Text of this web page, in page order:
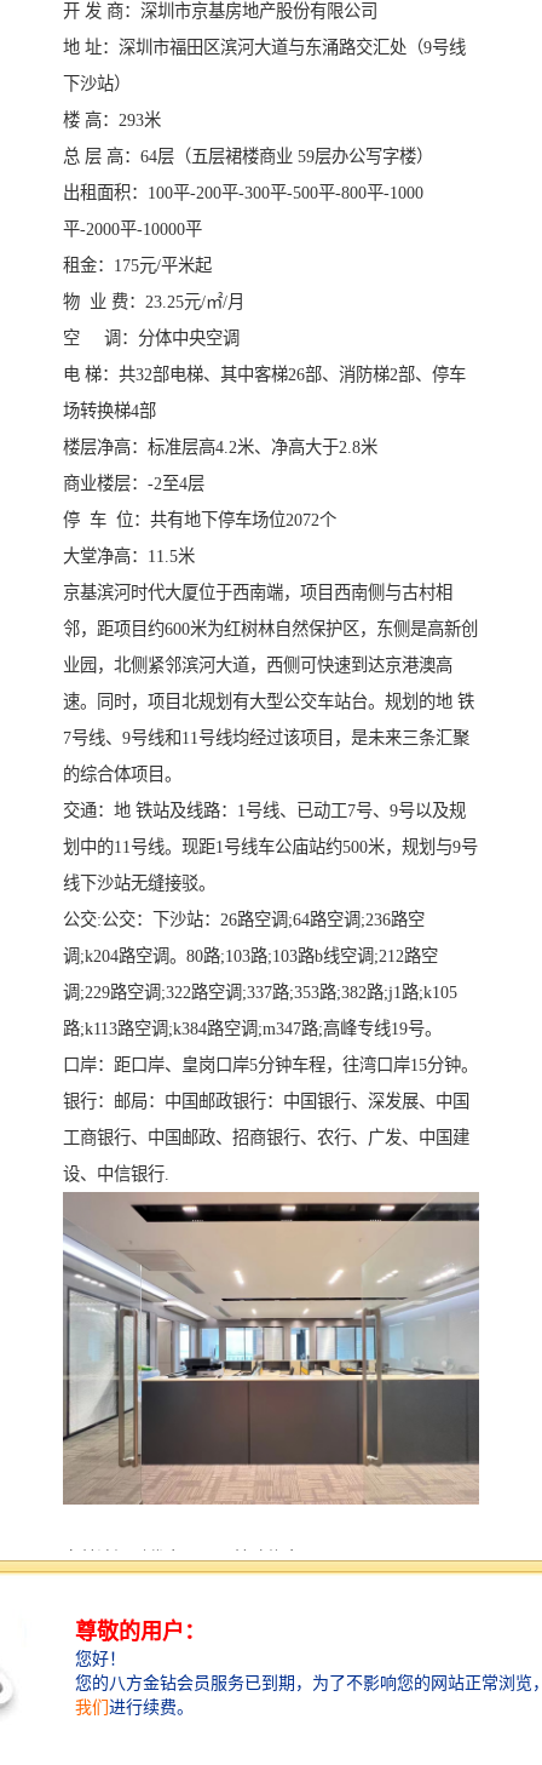
开 发 商：深圳市京基房地产股份有限公司
地 址：深圳市福田区滨河大道与东涌路交汇处（9号线
下沙站）
楼 高：293米
总 层 高：64层（五层裙楼商业 59层办公写字楼）
出租面积：100平-200平-300平-500平-800平-1000
平-2000平-10000平
租金：175元/平米起
物 业 费：23.25元/㎡/月
空 调：分体中央空调
电 梯：共32部电梯、其中客梯26部、消防梯2部、停车
场转换梯4部
楼层净高：标准层高4.2米、净高大于2.8米
商业楼层：-2至4层
停 车 位：共有地下停车场位2072个
大堂净高：11.5米
京基滨河时代大厦位于西南端，项目西南侧与古村相
邻，距项目约600米为红树林自然保护区，东侧是高新创
业园，北侧紧邻滨河大道，西侧可快速到达京港澳高
速。同时，项目北规划有大型公交车站台。规划的地 铁
7号线、9号线和11号线均经过该项目，是未来三条汇聚
的综合体项目。
交通：地 铁站及线路：1号线、已动工7号、9号以及规
划中的11号线。现距1号线车公庙站约500米，规划与9号
线下沙站无缝接驳。
公交:公交：下沙站：26路空调;64路空调;236路空
调;k204路空调。80路;103路;103路b线空调;212路空
调;229路空调;322路空调;337路;353路;382路;j1路;k105
路;k113路空调;k384路空调;m347路;高峰专线19号。
口岸：距口岸、皇岗口岸5分钟车程，往湾口岸15分钟。
银行：邮局：中国邮政银行：中国银行、深发展、中国
工商银行、中国邮政、招商银行、农行、广发、中国建
设、中信银行.
京基滨河时代大厦项目基础信息
【办公面积】：约136,996㎡
【楼层】：63层
【建筑高度】：约300m